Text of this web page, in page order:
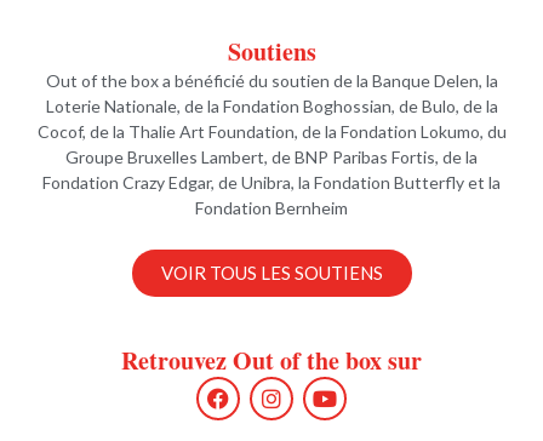
Soutiens
Out of the box a bénéficié du soutien de la Banque Delen, la
Loterie Nationale, de la Fondation Boghossian, de Bulo, de la
Cocof, de la Thalie Art Foundation, de la Fondation Lokumo, du
Groupe Bruxelles Lambert, de BNP Paribas Fortis, de la
Fondation Crazy Edgar, de Unibra, la Fondation Butterfly et la
Fondation Bernheim
VOIR TOUS LES SOUTIENS
Retrouvez Out of the box sur
F
a
I
n
Y
o